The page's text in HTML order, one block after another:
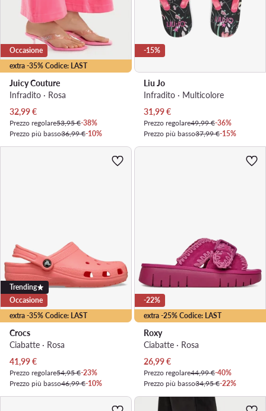
extra -35% Codice: LAST
Occasione
Juicy Couture
Infradito · Rosa
Prezzo attuale
32,99€
Prezzo regolare53,95 €-38%
Prezzo più basso36,99 €-10%
-15%
Liu Jo
Infradito · Multicolore
Prezzo attuale
31,99€
Prezzo regolare49,99 €-36%
Prezzo più basso37,99 €-15%
extra -35% Codice: LAST
Trending
Occasione
Crocs
Ciabatte · Rosa
Prezzo attuale
41,99€
Prezzo regolare54,95 €-23%
Prezzo più basso46,99 €-10%
extra -25% Codice: LAST
-22%
Roxy
Ciabatte · Rosa
Prezzo attuale
26,99€
Prezzo regolare44,99 €-40%
Prezzo più basso34,95 €-22%